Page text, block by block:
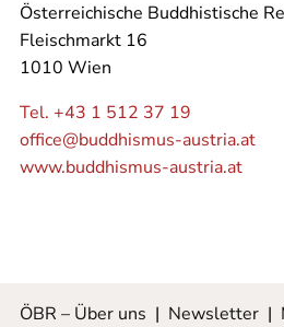
Österreichische Buddhistische
Fleischmarkt 16
1010 Wien
Tel. +43 1 512 37 19
office@buddhismus-austria.at
www.buddhismus-austria.at
ÖBR – Über uns | Newsletter|